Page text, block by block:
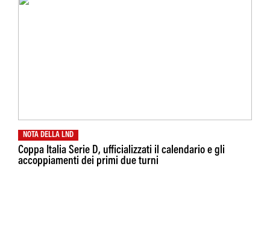
NOTA DELLA LND
Coppa Italia Serie D, ufficializzati il calendario e gli
accoppiamenti dei primi due turni